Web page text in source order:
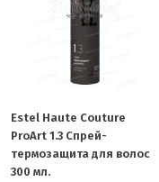
Estel Haute Couture
ProArt 1.3 Спрей-
термозащита для волос
300 мл.